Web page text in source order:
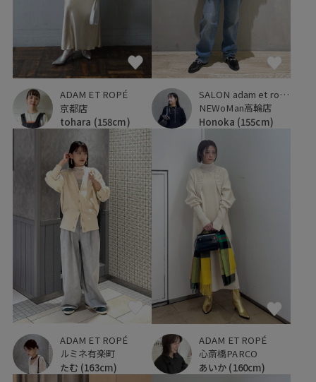
ADAM ET ROPÉ
京都店
tohara (158cm)
SALON adam et ropé
NEWoMan高輪店
Honoka (155cm)
ADAM ET ROPÉ
ルミネ有楽町
たむ (163cm)
ADAM ET ROPÉ
心斎橋PARCO
あいか (160cm)